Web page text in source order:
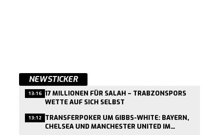
NEWSTICKER
13:16 17 MILLIONEN FÜR SALAH – TRABZONSPORS
WETTE AUF SICH SELBST
13:12 TRANSFERPOKER UM GIBBS-WHITE: BAYERN,
CHELSEA UND MANCHESTER UNITED IM